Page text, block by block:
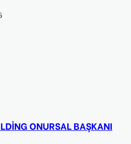
ONURSAL BAŞKANI